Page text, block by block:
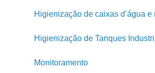
Higienização de caixas d’água e
Higienização de Tanques
Monitoramento